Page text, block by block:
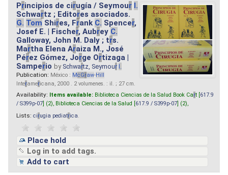
Principios de cirugía / Seymour I.
Schwartz ; Editores asociados.
G. Tom Shires, Frank C. Spencer,
Josef E. | Fischer, Aubrey C.
Galloway, John M. Daly ; trs.
Martha Elena Araiza M., José
Pérez Gómez, Jorge Ortizaga |
Samperio by Schwartz, Seymour I.
Publication: México : McGraw-Hill
Interamericana, 2000 . 2 volumenes. : il. ; 27 cm.
Availability: Items available: Biblioteca Ciencias de la Salud Book Cart [ 617.9
/ S399p-07 ] (2), Biblioteca Ciencias de la Salud [ 617.9 / S399p-07 ] (2),
Lists: cirugia pediatrica
Place hold
Log in to add tags.
Add to cart